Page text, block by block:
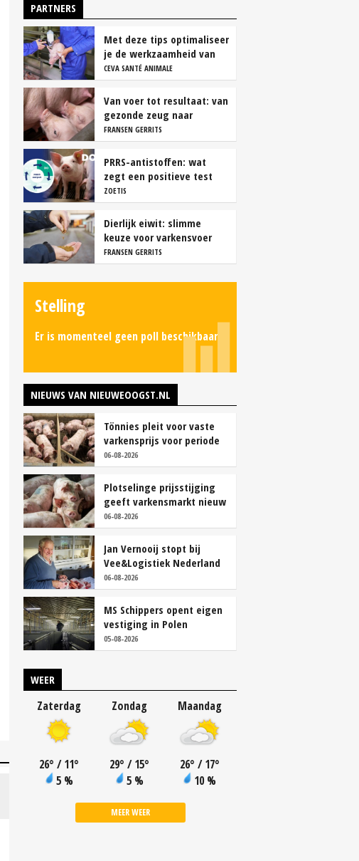
PARTNERS
Met deze tips optimaliseer
je de werkzaamheid van
vaccins
CEVA SANTÉ ANIMALE
Van voer tot resultaat: van
gezonde zeug naar
succesvolle biggen
FRANSEN GERRITS
PRRS-antistoffen: wat
zegt een positieve test
echt?
ZOETIS
Dierlijk eiwit: slimme
keuze voor varkensvoer
FRANSEN GERRITS
Stelling
Er is momenteel geen poll beschikbaar.
NIEUWS VAN NIEUWEOOGST.NL
Tönnies pleit voor vaste
varkensprijs voor periode
van zes maanden
06-08-2026
Plotselinge prijsstijging
geeft varkensmarkt nieuw
perspectief
06-08-2026
Jan Vernooij stopt bij
Vee&Logistiek Nederland
06-08-2026
MS Schippers opent eigen
vestiging in Polen
05-08-2026
WEER
Zaterdag
26° / 11°
5 %
Zondag
29° / 15°
5 %
Maandag
26° / 17°
10 %
MEER WEER